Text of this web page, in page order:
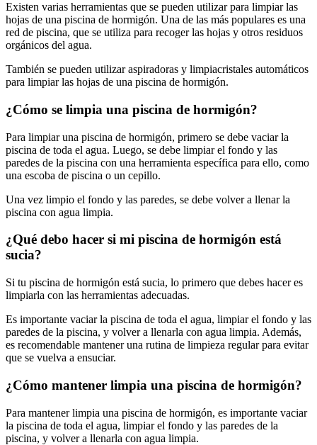
Existen varias herramientas que se pueden utilizar para limpiar las
hojas de una piscina de hormigón. Una de las más populares es una
red de piscina, que se utiliza para recoger las hojas y otros residuos
orgánicos del agua.
También se pueden utilizar aspiradoras y limpiacristales automáticos
para limpiar las hojas de una piscina de hormigón.
¿Cómo se limpia una piscina de hormigón?
Para limpiar una piscina de hormigón, primero se debe vaciar la
piscina de toda el agua. Luego, se debe limpiar el fondo y las
paredes de la piscina con una herramienta específica para ello, como
una escoba de piscina o un cepillo.
Una vez limpio el fondo y las paredes, se debe volver a llenar la
piscina con agua limpia.
¿Qué debo hacer si mi piscina de hormigón está
sucia?
Si tu piscina de hormigón está sucia, lo primero que debes hacer es
limpiarla con las herramientas adecuadas.
Es importante vaciar la piscina de toda el agua, limpiar el fondo y las
paredes de la piscina, y volver a llenarla con agua limpia. Además,
es recomendable mantener una rutina de limpieza regular para evitar
que se vuelva a ensuciar.
¿Cómo mantener limpia una piscina de hormigón?
Para mantener limpia una piscina de hormigón, es importante vaciar
la piscina de toda el agua, limpiar el fondo y las paredes de la
piscina, y volver a llenarla con agua limpia.